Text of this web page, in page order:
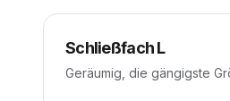
Schließfach L
Geräumig, die gängigste